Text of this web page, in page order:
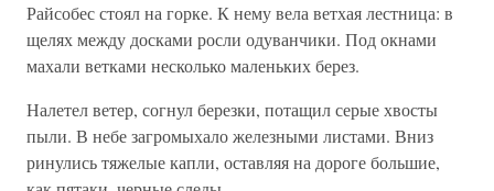
Райсобес стоял на горке. К нему вела ветхая лестница: в
щелях между досками росли одуванчики. Под окнами
махали ветками несколько маленьких берез.
Налетел ветер, согнул березки, потащил серые хвосты
пыли. В небе загромыхало железными листами. Вниз
ринулись тяжелые капли, оставляя на дороге большие,